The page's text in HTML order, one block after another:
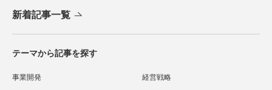
新着記事一覧
テーマから記事を探す
事業開発 経営戦略